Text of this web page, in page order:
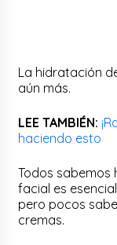
La hidratación
aún más.
LEE TAMBIÉN:
haciendo esto
Todos sabemos
facial es
pero pocos
cremas.